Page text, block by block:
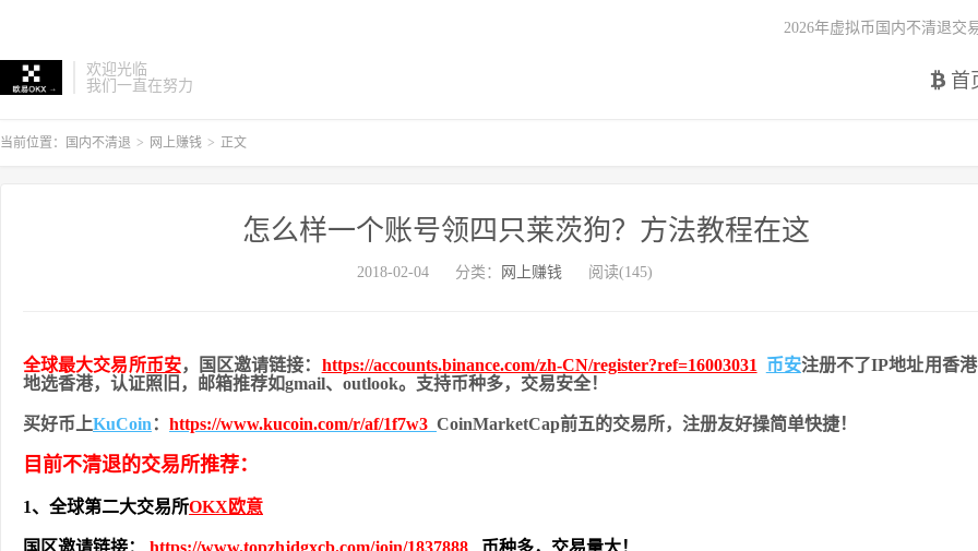
欢迎光临
我们一直在努力
首
2026年虚拟币国内不清退交
当前位置： 国内不清退 > 网上赚钱 > 正文
怎么样一个账号领四只莱茨狗？方法教程在这
2018-02-04 分类： 网上赚钱 阅读(145)
全球最大交易所币安，国区邀请链接： https://accounts.binance.com/zh-CN/register?ref=16003031 币安注册不了IP地址用香
地选香港，认证照旧， 邮箱推荐如gmail、outlook。支持币种多，交易安全！
买好币上KuCoin ： https://www.kucoin.com/r/af/1f7w3 CoinMarketCap前五的交易所，注册友好操简单快捷！
目前不清退的交易所推荐：
1、全球第二大交易所OKX欧意
国区邀请链接： https://www.topzhjdgxcb.com/join/1837888 币种多，交易量大！